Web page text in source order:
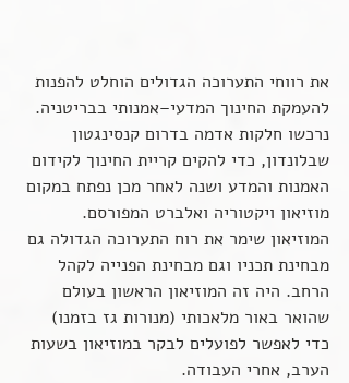
את רווחי התערוכה הגדולים הוחלט להפנות
להעמקת החינוך המדעי–אמנותי בבריטניה.
נרכשו חלקות אדמה בדרום קנסינגטון
שבלונדון, כדי להקים קריית החינוך לקידום
האמנות והמדע ושנה לאחר מכן נפתח במקום
מוזיאון ויקטוריה ואלברט המפורסם.
המוזיאון שימר את רוח התערוכה הגדולה גם
מבחינת תכניו וגם מבחינת הפנייה לקהל
הרחב. היה זה המוזיאון הראשון בעולם
שהואר באור מלאכותי (מנורות גז בזמנו)
כדי לאפשר לפועלים לבקר במוזיאון בשעות
הערב, אחרי העבודה.